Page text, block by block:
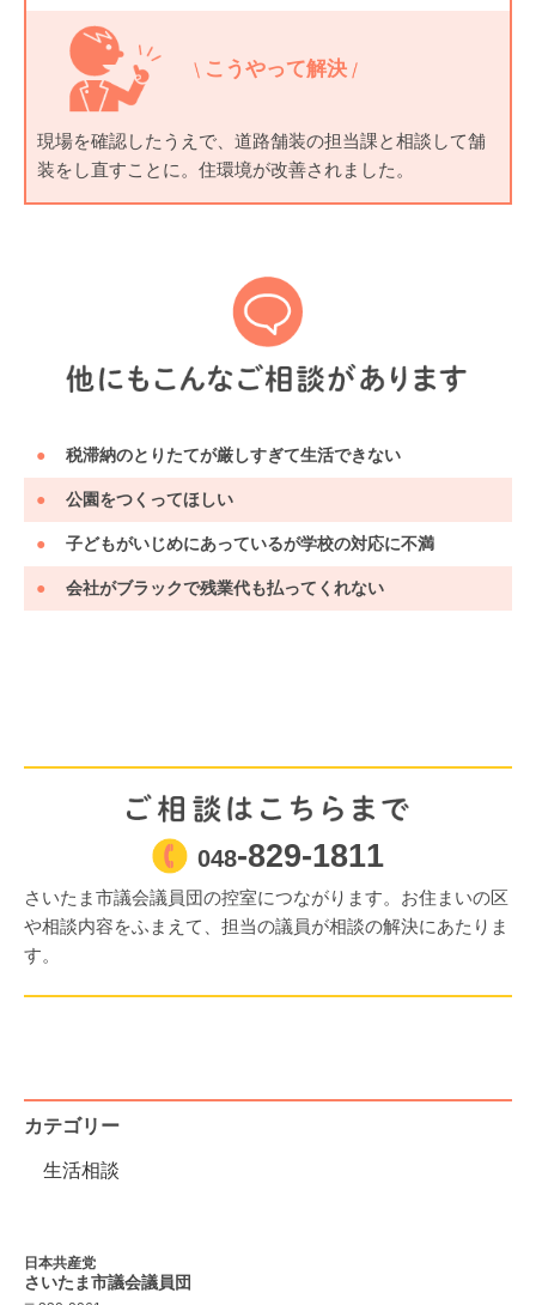
こうやって解決
現場を確認したうえで、道路舗装の担当課と相談して舗
装をし直すことに。住環境が改善されました。
税滞納のとりたてが厳しすぎて生活できない
公園をつくってほしい
子どもがいじめにあっているが学校の対応に不満
会社がブラックで残業代も払ってくれない
048-829-1811
さいたま市議会議員団の控室につながります。お住まいの区
や相談内容をふまえて、担当の議員が相談の解決にあたりま
す。
カテゴリー
生活相談
日本共産党
さいたま市議会議員団